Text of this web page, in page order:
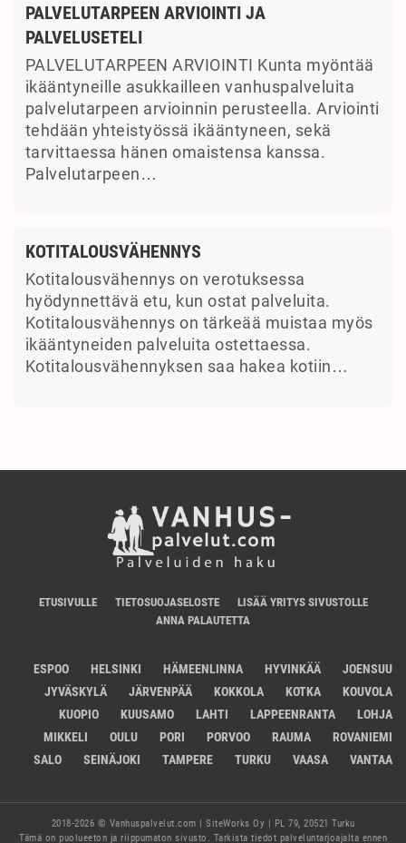
PALVELUTARPEEN ARVIOINTI JA
PALVELUSETELI
PALVELUTARPEEN ARVIOINTI Kunta myöntää
ikääntyneille asukkailleen vanhuspalveluita
palvelutarpeen arvioinnin perusteella. Arviointi
tehdään yhteistyössä ikääntyneen, sekä
tarvittaessa hänen omaistensa kanssa.
Palvelutarpeen…
KOTITALOUSVÄHENNYS
Kotitalousvähennys on verotuksessa
hyödynnettävä etu, kun ostat palveluita.
Kotitalousvähennys on tärkeää muistaa myös
ikääntyneiden palveluita ostettaessa.
Kotitalousvähennyksen saa hakea kotiin…
ETUSIVULLE TIETOSUOJASELOSTE
LISÄÄ YRITYS SIVUSTOLLE
ANNA PALAUTETTA
ESPOO HELSINKI HÄMEENLINNA HYVINKÄÄ
JOENSUU
JYVÄSKYLÄ
JÄRVENPÄÄ KOKKOLA KOTKA
KOUVOLA
KUOPIO
KUUSAMO LAHTI LAPPEENRANTA
LOHJA
MIKKELI
OULU PORI PORVOO RAUMA
ROVANIEMI
SALO
SEINÄJOKI TAMPERE TURKU VAASA VANTAA
2018-2026 © Vanhuspalvelut.com | SiteWorks Oy | PL 79, 20521 Turku
Tämä on puolueeton ja riippumaton sivusto. Tarkista tiedot palveluntarjoajalta ennen